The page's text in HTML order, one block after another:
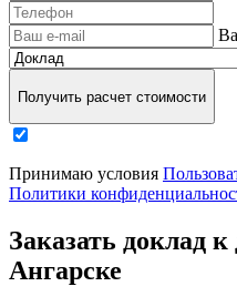
Получить расчет стоимости
Принимаю условия
Политики
Заказать доклад
Ангарске